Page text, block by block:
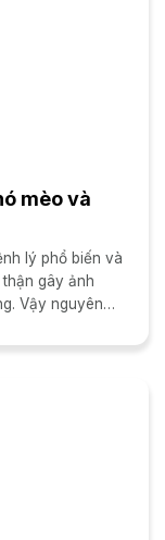
mèo và
lý phổ biến và
gây ảnh
Vậy nguyên